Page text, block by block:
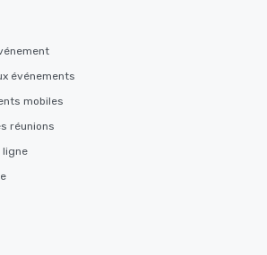
événements
mobiles
réunions
ligne